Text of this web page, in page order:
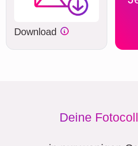
Download
Deine